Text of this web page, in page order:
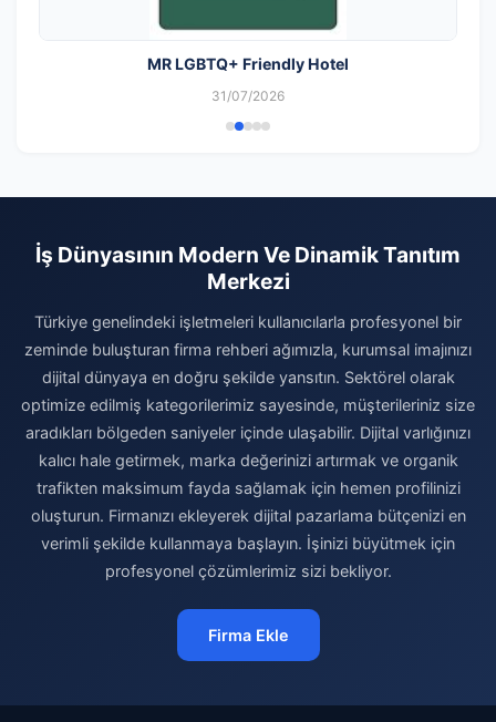
MR LGBTQ+ Friendly Hotel
31/07/2026
İş Dünyasının Modern Ve Dinamik Tanıtım
Merkezi
Türkiye genelindeki işletmeleri kullanıcılarla profesyonel bir
zeminde buluşturan firma rehberi ağımızla, kurumsal imajınızı
dijital dünyaya en doğru şekilde yansıtın. Sektörel olarak
optimize edilmiş kategorilerimiz sayesinde, müşterileriniz size
aradıkları bölgeden saniyeler içinde ulaşabilir. Dijital varlığınızı
kalıcı hale getirmek, marka değerinizi artırmak ve organik
trafikten maksimum fayda sağlamak için hemen profilinizi
oluşturun. Firmanızı ekleyerek dijital pazarlama bütçenizi en
verimli şekilde kullanmaya başlayın. İşinizi büyütmek için
profesyonel çözümlerimiz sizi bekliyor.
Firma Ekle